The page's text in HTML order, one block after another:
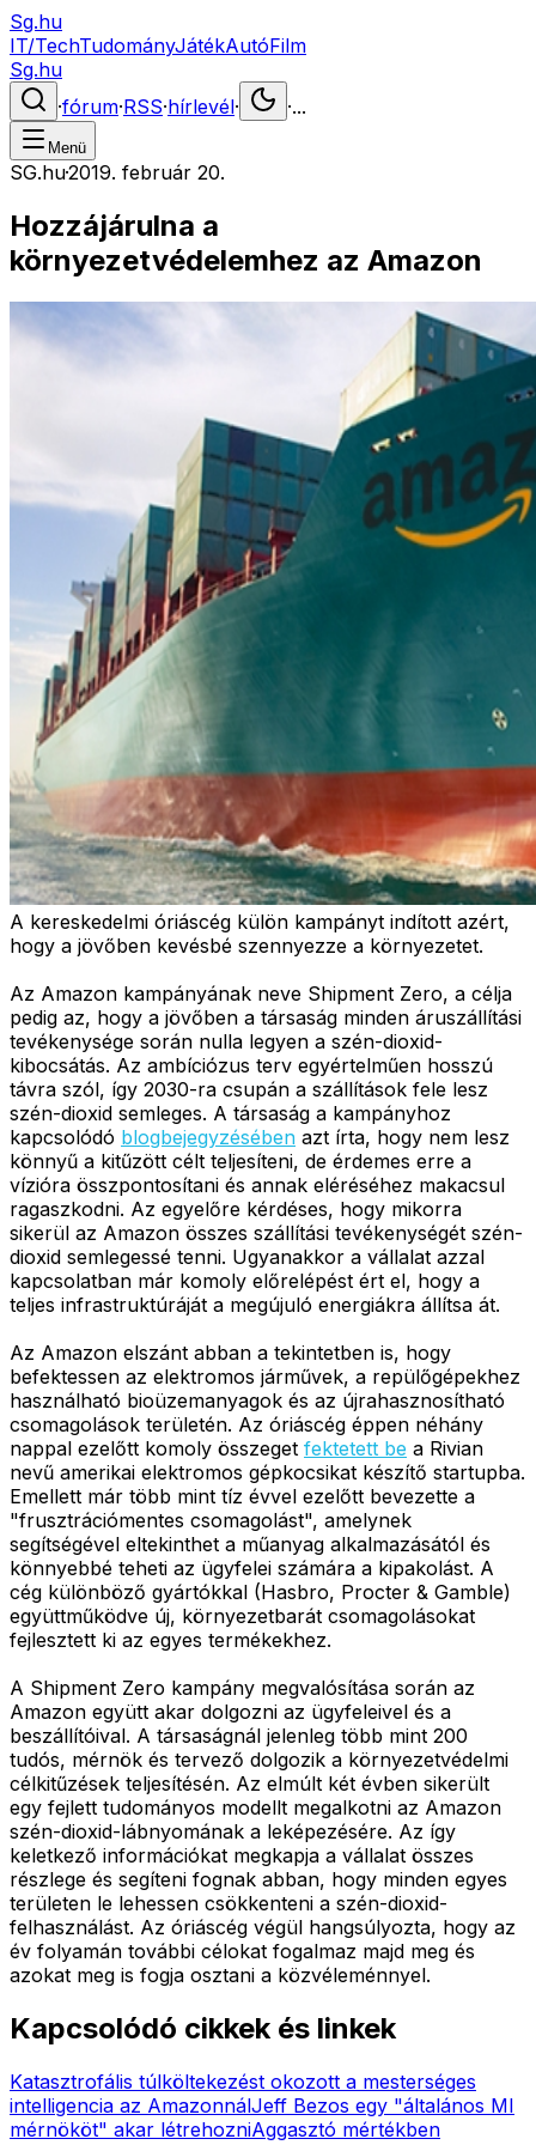
Sg.hu
IT/TechTudományJátékAutóFilm
Sg.hu
·fórum·RSS·hírlevél· ·...
Menü
SG.hu·2019. február 20.
Hozzájárulna a
környezetvédelemhez az Amazon
A kereskedelmi óriáscég külön kampányt indított azért,
hogy a jövőben kevésbé szennyezze a környezetet.
Az Amazon kampányának neve Shipment Zero, a célja
pedig az, hogy a jövőben a társaság minden áruszállítási
tevékenysége során nulla legyen a szén-dioxid-
kibocsátás. Az ambíciózus terv egyértelműen hosszú
távra szól, így 2030-ra csupán a szállítások fele lesz
szén-dioxid semleges. A társaság a kampányhoz
kapcsolódó blogbejegyzésében azt írta, hogy nem lesz
könnyű a kitűzött célt teljesíteni, de érdemes erre a
vízióra összpontosítani és annak eléréséhez makacsul
ragaszkodni. Az egyelőre kérdéses, hogy mikorra
sikerül az Amazon összes szállítási tevékenységét szén-
dioxid semlegessé tenni. Ugyanakkor a vállalat azzal
kapcsolatban már komoly előrelépést ért el, hogy a
teljes infrastruktúráját a megújuló energiákra állítsa át.
Az Amazon elszánt abban a tekintetben is, hogy
befektessen az elektromos járművek, a repülőgépekhez
használható bioüzemanyagok és az újrahasznosítható
csomagolások területén. Az óriáscég éppen néhány
nappal ezelőtt komoly összeget fektetett be a Rivian
nevű amerikai elektromos gépkocsikat készítő startupba.
Emellett már több mint tíz évvel ezelőtt bevezette a
"frusztrációmentes csomagolást", amelynek
segítségével eltekinthet a műanyag alkalmazásától és
könnyebbé teheti az ügyfelei számára a kipakolást. A
cég különböző gyártókkal (Hasbro, Procter & Gamble)
együttműködve új, környezetbarát csomagolásokat
fejlesztett ki az egyes termékekhez.
A Shipment Zero kampány megvalósítása során az
Amazon együtt akar dolgozni az ügyfeleivel és a
beszállítóival. A társaságnál jelenleg több mint 200
tudós, mérnök és tervező dolgozik a környezetvédelmi
célkitűzések teljesítésén. Az elmúlt két évben sikerült
egy fejlett tudományos modellt megalkotni az Amazon
szén-dioxid-lábnyomának a leképezésére. Az így
keletkező információkat megkapja a vállalat összes
részlege és segíteni fognak abban, hogy minden egyes
területen le lehessen csökkenteni a szén-dioxid-
felhasználást. Az óriáscég végül hangsúlyozta, hogy az
év folyamán további célokat fogalmaz majd meg és
azokat meg is fogja osztani a közvéleménnyel.
Kapcsolódó cikkek és linkek
Katasztrofális túlköltekezést okozott a mesterséges
intelligencia az AmazonnálJeff Bezos egy "általános MI
mérnököt" akar létrehozniAggasztó mértékben